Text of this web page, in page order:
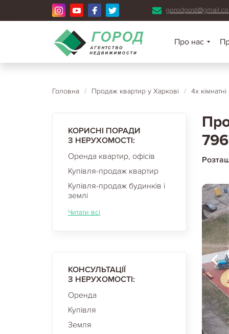
Про нас
Головна / Продаж квартир у Харкові / 4х
КОРИСНІ ПОРАДИ
З НЕРУХОМОСТІ:
Оренда квартир, офісів
Купівля-продаж квартир
Купівля-продаж будинків і
землі
Читати всі
КОНСУЛЬТАЦІЇ
З НЕРУХОМОСТІ:
Оренда
Купівля
Земля